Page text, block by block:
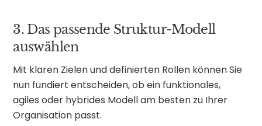
3. Das passende Struktur-Modell
auswählen
Mit klaren Zielen und definierten Rollen können Sie
nun fundiert entscheiden, ob ein funktionales,
agiles oder hybrides Modell am besten zu Ihrer
Organisation passt.